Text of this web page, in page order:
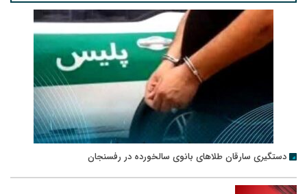
دستگیری سارقان طلاهای بانوی سالخورده در رفسنجان